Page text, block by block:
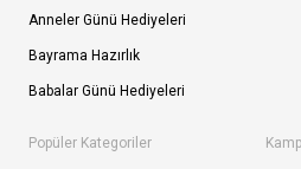
Anneler Günü Hediyeleri
Bayrama Hazırlık
Babalar Günü Hediyeleri
Popüler Kategoriler